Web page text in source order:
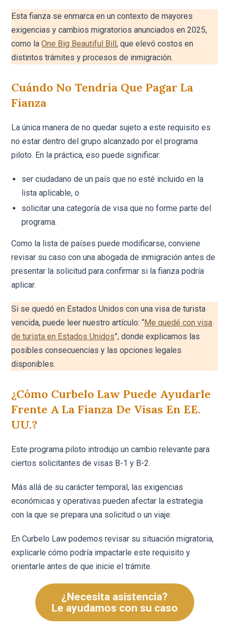
Esta fianza se enmarca en un contexto de mayores
exigencias y cambios migratorios anunciados en 2025,
como laOne Big Beautiful Bill, que elevó costos en
distintos trámites y procesos de inmigración.
Cuándo No Tendría Que Pagar La
Fianza
La única manera de no quedar sujeto a este requisito es
no estar dentro del grupo alcanzado por el programa
piloto. En la práctica, eso puede significar:
ser ciudadano de un país que no esté incluido en la
lista aplicable, o
solicitar una categoría de visa que no forme parte del
programa.
Como la lista de países puede modificarse, conviene
revisar su caso con una abogada de inmigración antes de
presentar la solicitud para confirmar si la fianza podría
aplicar.
Si se quedó en Estados Unidos con una visa de turista
vencida, puede leer nuestro artículo: “Me quedé con visa
de turista en Estados Unidos”, donde explicamos las
posibles consecuencias y las opciones legales
disponibles.
¿Cómo Curbelo Law Puede Ayudarle
Frente A La Fianza De Visas En EE.
UU.?
Este programa piloto introdujo un cambio relevante para
ciertos solicitantes de visas B-1 y B-2.
Más allá de su carácter temporal, las exigencias
económicas y operativas pueden afectar la estrategia
con la que se prepara una solicitud o un viaje.
En Curbelo Law podemos revisar su situación migratoria,
explicarle cómo podría impactarle este requisito y
orientarle antes de que inicie el trámite.
¿Necesita asistencia?
Le ayudamos con su caso